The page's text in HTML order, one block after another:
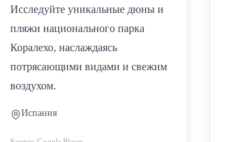
Исследуйте уникальные дюны и
пляжи национального парка
Коралехо, наслаждаясь
потрясающими видами и свежим
воздухом.
Испания